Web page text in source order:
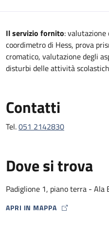
Descrizione
Il servizio fornito:
coordimetro di Hess, prova
cromatico, valutazione degli
disturbi delle attività
Contatti
Tel.051 2142830
Dove si trova
Padiglione 1, piano terra - Ala
APRI IN MAPPA
MAP ICON